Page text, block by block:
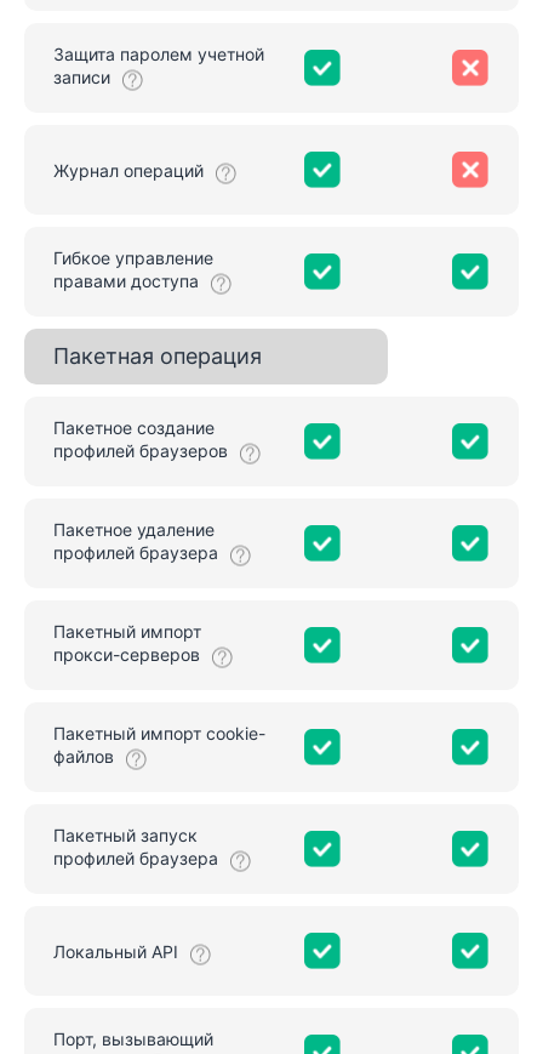
Защита паролем учетной
записи
Журнал операций
Гибкое управление
правами доступа
Пакетная операция
Пакетное создание
профилей браузеров
Пакетное удаление
профилей браузера
Пакетный импорт
прокси-серверов
Пакетный импорт cookie-
файлов
Пакетный запуск
профилей браузера
Локальный API
Порт, вызывающий